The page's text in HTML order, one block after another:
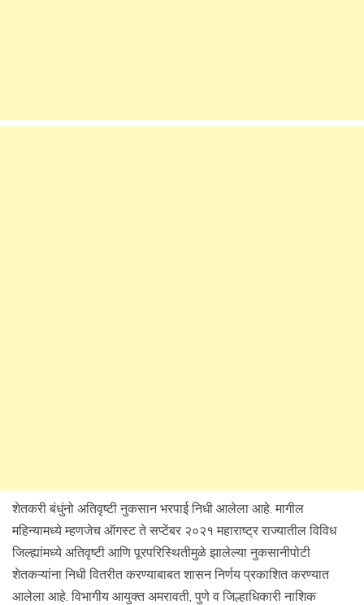
शेतकरी बंधुंनो अतिवृष्टी नुकसान भरपाई निधी आलेला आहे. मागील
महिन्यामध्ये म्हणजेच ऑगस्ट ते सप्टेंबर २०२१ महाराष्ट्र राज्यातील विविध
जिल्ह्यांमध्ये अतिवृष्टी आणि पूरपरिस्थितीमुळे झालेल्या नुकसानीपोटी
शेतकऱ्यांना निधी वितरीत करण्याबाबत शासन निर्णय प्रकाशित करण्यात
आलेला आहे. विभागीय आयुक्त अमरावती, पुणे व जिल्हाधिकारी नाशिक